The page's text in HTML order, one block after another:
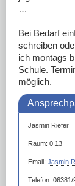
…
Bei Bedarf
schreiben
ich montags
Schule.
möglich.
Jasmin Riefer
Raum: 0.13
Email:
Telefon: 06381/